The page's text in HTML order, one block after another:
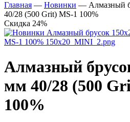
Главная — Новинки — Алмазный
40/28 (500 Grit) MS-1 100%
Скидка 24%
Алмазный
мм 40/28 (500
100%